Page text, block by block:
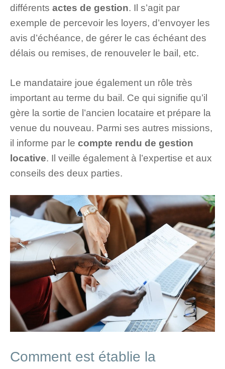
différents actes de gestion. Il s’agit par
exemple de percevoir les loyers, d’envoyer les
avis d’échéance, de gérer le cas échéant des
délais ou remises, de renouveler le bail, etc.
Le mandataire joue également un rôle très
important au terme du bail. Ce qui signifie qu’il
gère la sortie de l’ancien locataire et prépare la
venue du nouveau. Parmi ses autres missions,
il informe par le compte rendu de gestion
locative. Il veille également à l’expertise et aux
conseils des deux parties.
Comment est établie la